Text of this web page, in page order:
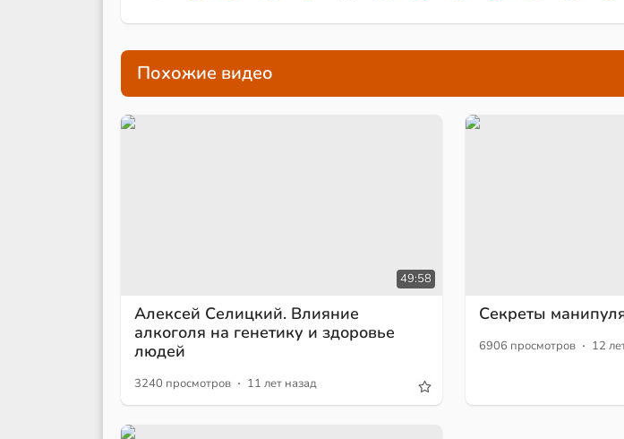
Похожие видео
49:58
Алексей Селицкий. Влияние
алкоголя на генетику и здоровье
людей
3240 просмотров · 11 лет назад
Секреты
6906 просмотров · 12